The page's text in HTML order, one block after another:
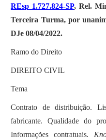
REsp 1.727.824-SP, Rel.
Terceira Turma, por
DJe 08/04/2022.
Ramo do Direito
DIREITO CIVIL
Tema
Contrato de distribuição.
fabricante. Qualidade do
Informações contratuais.